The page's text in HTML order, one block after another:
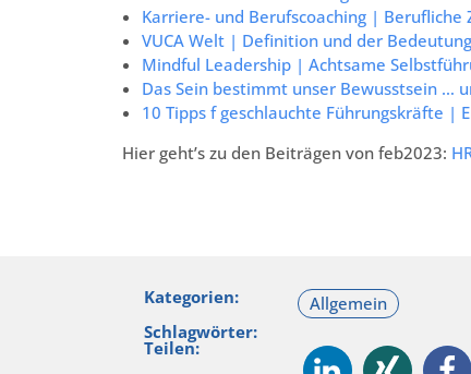
Karriere- und Berufscoaching | Berufliche
VUCA Welt | Definition und der
Mindful Leadership | Achtsame
Das Sein bestimmt unser Bewusstsein …
10 Tipps f geschlauchte Führungskräfte |
Hier geht’s zu den Beiträgen von feb2023:
Kategorien:
Schlagwörter:
Teilen: